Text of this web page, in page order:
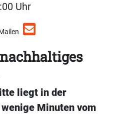
Uhr
liegt in der
Minuten vom